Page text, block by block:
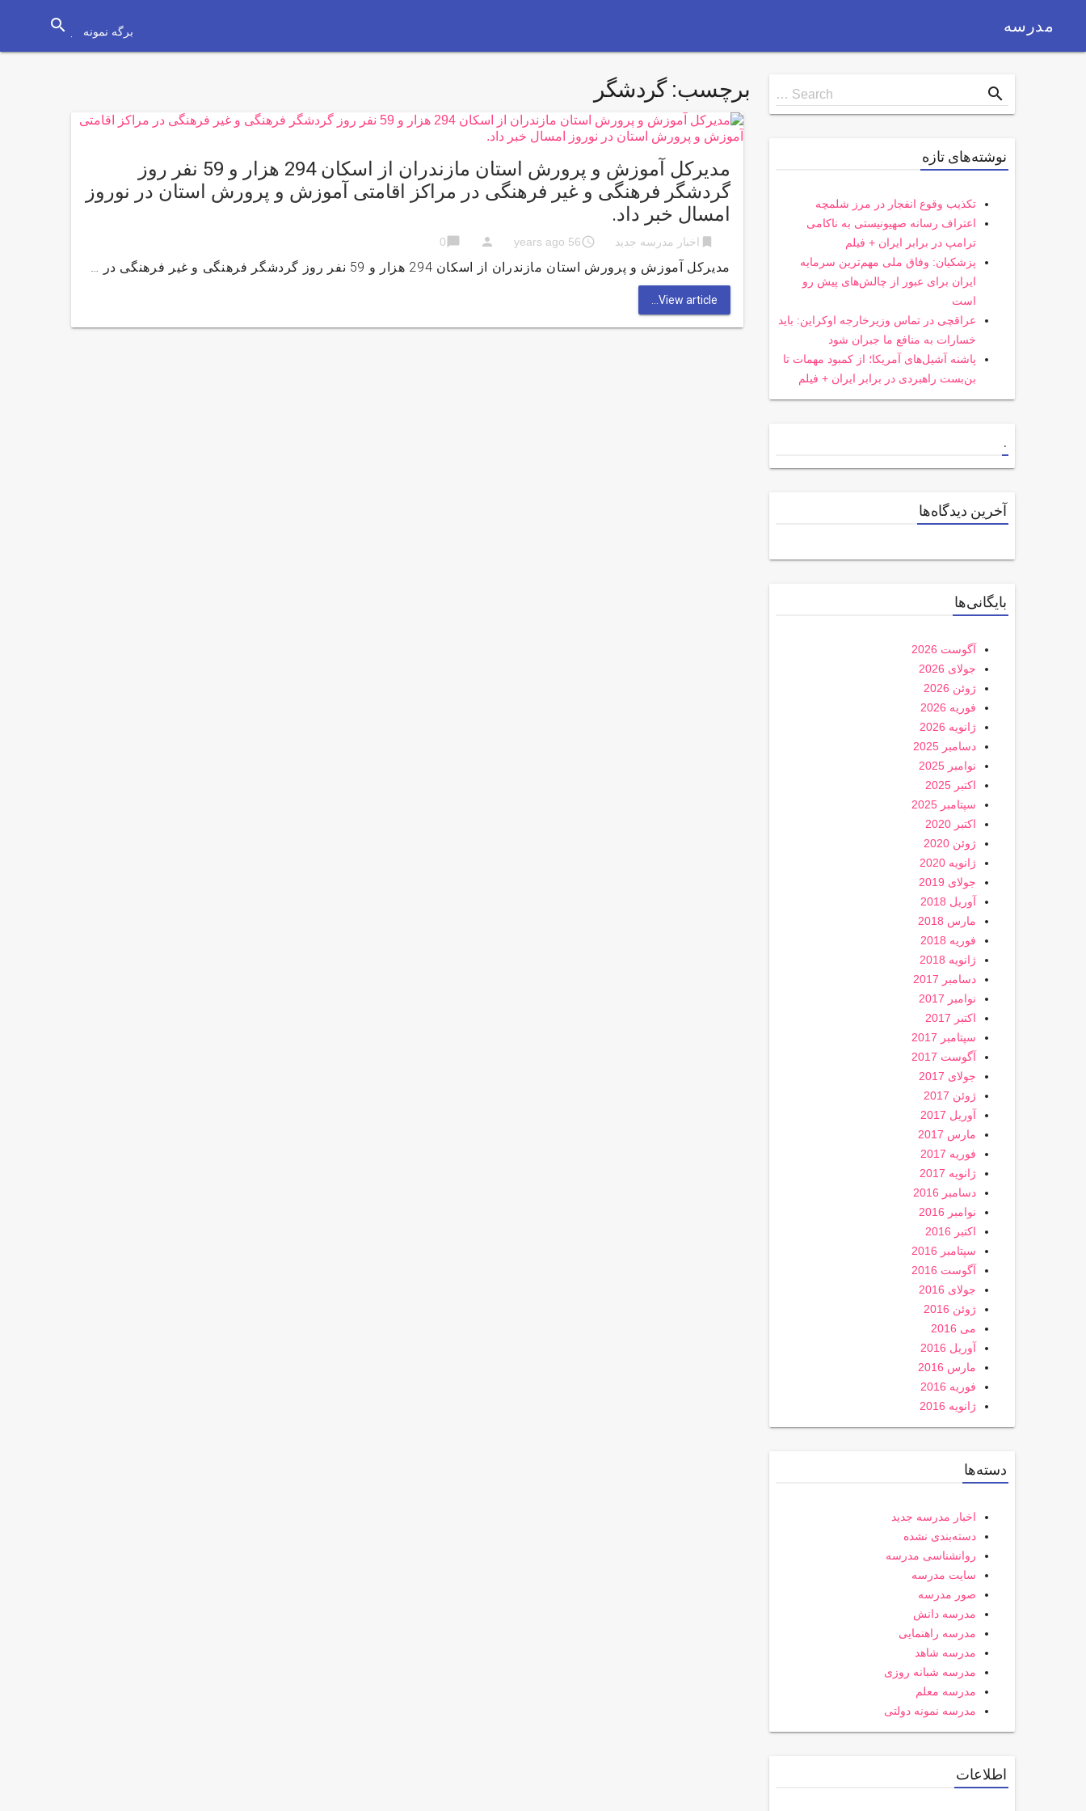
مدرسه برگه نمونه search
برچسب:گردشگر
مدیرکل آموزش و پرورش استان مازندران از اسکان 294 هزار و 59 نفر روز
گردشگر فرهنگی و غیر فرهنگی در مراکز اقامتی آموزش و پرورش استان در نوروز
امسال خبر داد.
bookmark اخبار مدرسه جدید access_time
56 years ago
person
chat_bubble
0
مدیرکل آموزش و پرورش استان مازندران از اسکان 294 هزار و 59 نفر روز گردشگر فرهنگی و غیر فرهنگی در …
View article...
Search
for
Search … search
نوشته‌های تازه
تکذیب وقوع انفجار در مرز شلمچه
اعتراف رسانه صهیونیستی به ناکامی
ترامپ در برابر ایران + فیلم
پزشکیان: وفاق ملی مهم‌ترین سرمایه
ایران برای عبور از چالش‌های پیش رو
است
عراقچی در تماس وزیرخارجه اوکراین: باید
خسارات به منافع ما جبران شود
پاشنه آشیل‌های آمریکا؛ از کمبود مهمات تا
بن‌بست راهبردی در برابر ایران + فیلم
.
آخرین دیدگاه‌ها
بایگانی‌ها
آگوست 2026
جولای 2026
ژوئن 2026
فوریه 2026
ژانویه 2026
دسامبر 2025
نوامبر 2025
اکتبر 2025
سپتامبر 2025
اکتبر 2020
ژوئن 2020
ژانویه 2020
جولای 2019
آوریل 2018
مارس 2018
فوریه 2018
ژانویه 2018
دسامبر 2017
نوامبر 2017
اکتبر 2017
سپتامبر 2017
آگوست 2017
جولای 2017
ژوئن 2017
آوریل 2017
مارس 2017
فوریه 2017
ژانویه 2017
دسامبر 2016
نوامبر 2016
اکتبر 2016
سپتامبر 2016
آگوست 2016
جولای 2016
ژوئن 2016
می 2016
آوریل 2016
مارس 2016
فوریه 2016
ژانویه 2016
دسته‌ها
اخبار مدرسه جدید
دسته‌بندی نشده
روانشناسی مدرسه
سایت مدرسه
صور مدرسه
مدرسه دانش
مدرسه راهنمایی
مدرسه شاهد
مدرسه شبانه روزی
مدرسه معلم
مدرسه نمونه دولتی
اطلاعات